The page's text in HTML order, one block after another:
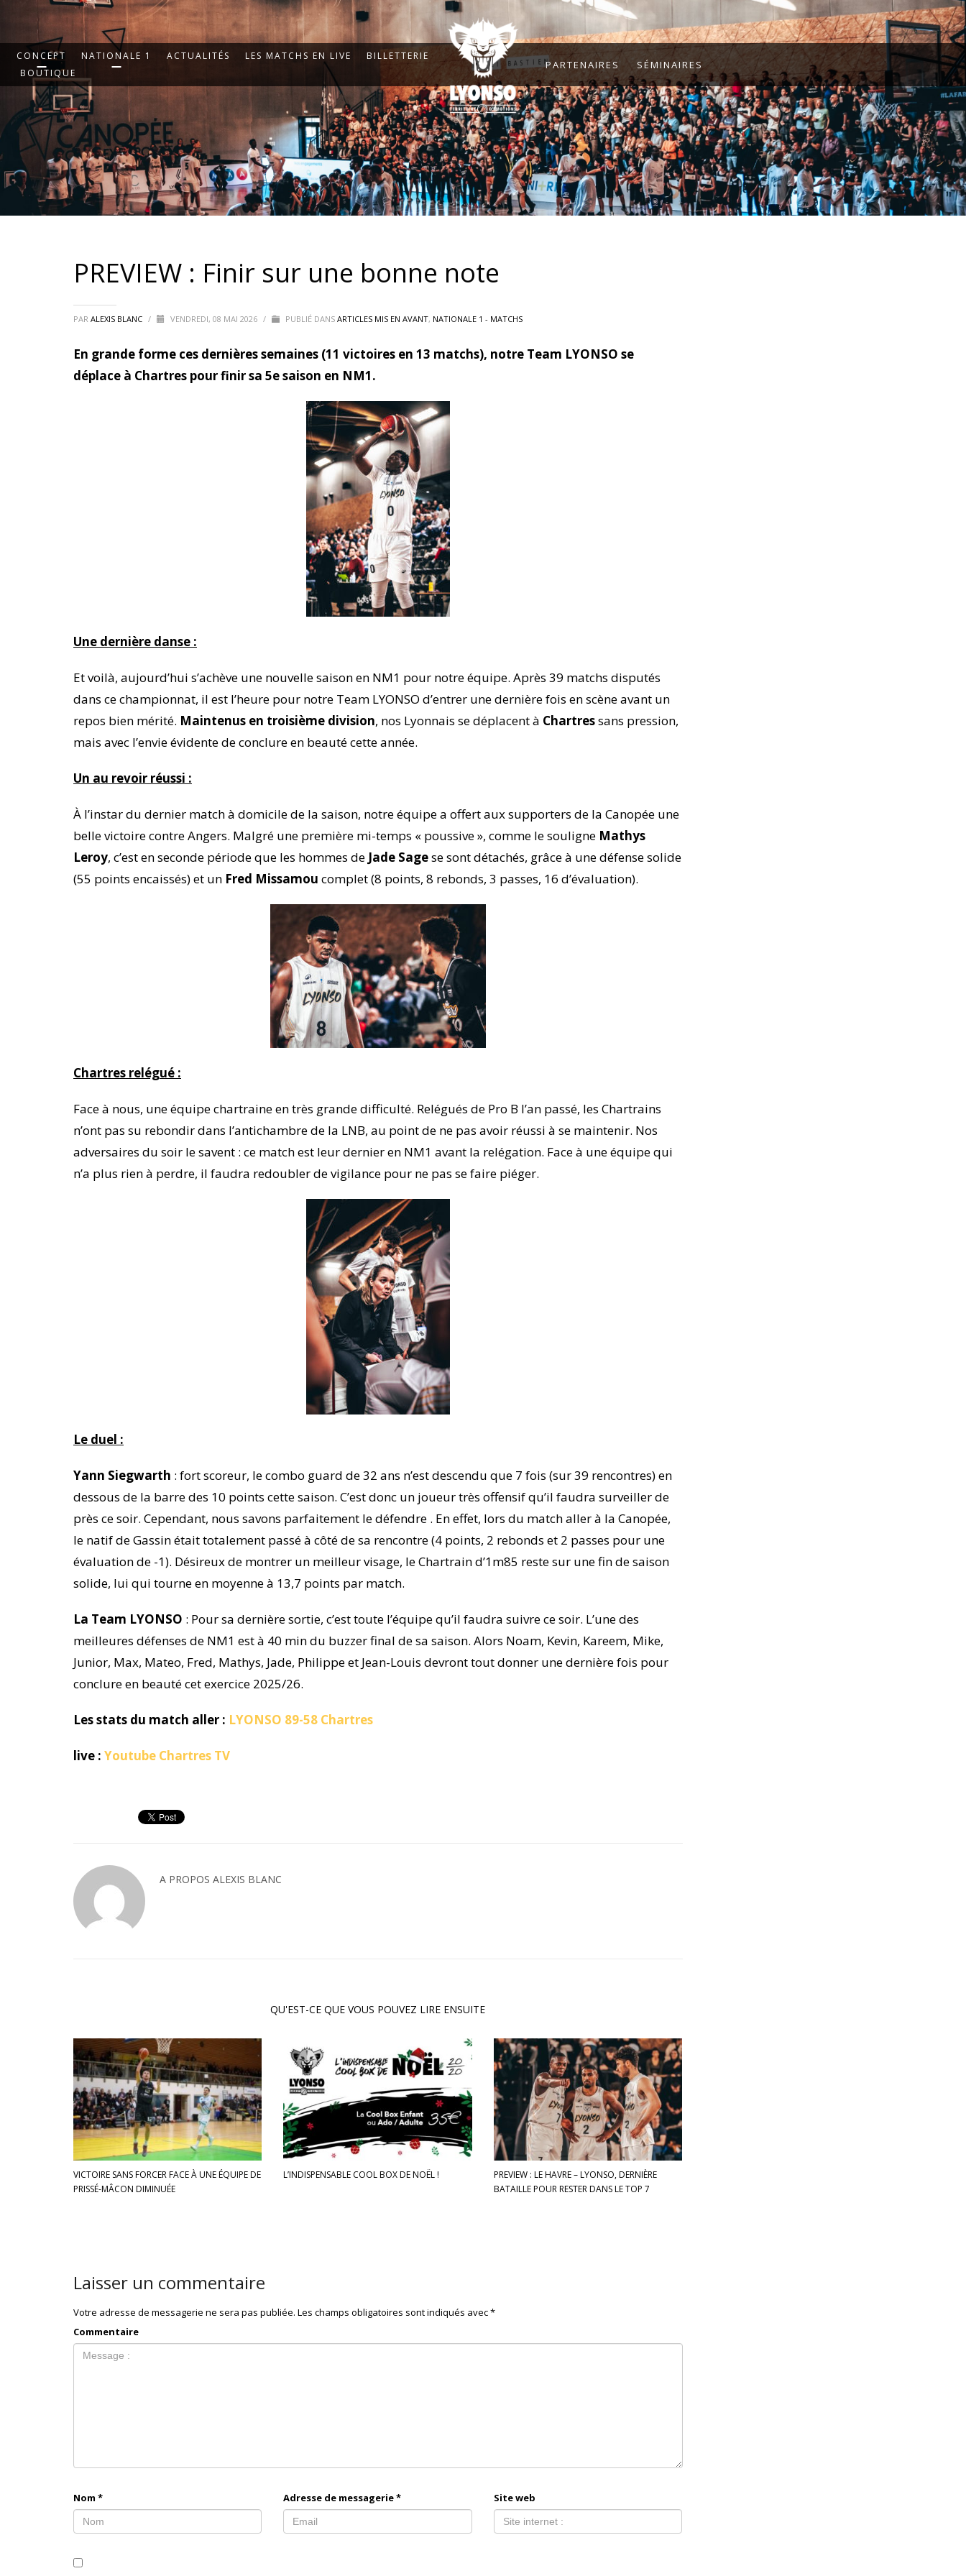
PARTENAIRES SÉMINAIRES
CONCEPT NATIONALE 1 ACTUALITÉS LES MATCHS EN LIVE
BILLETTERIE
BOUTIQUE
PREVIEW : Finir sur une bonne note
PAR ALEXIS BLANC / VENDREDI, 08 MAI 2026 / PUBLIÉ DANS ARTICLES MIS EN AVANT, NATIONALE 1 - MATCHS
En grande forme ces dernières semaines (11 victoires en 13 matchs), notre Team LYONSO se
déplace à Chartres pour finir sa 5e saison en NM1.
Une dernière danse :
Et voilà, aujourd’hui s’achève une nouvelle saison en NM1 pour notre équipe. Après 39 matchs disputés
dans ce championnat, il est l’heure pour notre Team LYONSO d’entrer une dernière fois en scène avant un
repos bien mérité. Maintenus en troisième division, nos Lyonnais se déplacent à Chartressans pression,
mais avec l’envie évidente de conclure en beauté cette année.
Un au revoir réussi :
À l’instar du dernier match à domicile de la saison, notre équipe a offert aux supporters de la Canopée une
belle victoire contre Angers. Malgré une première mi-temps « poussive », comme le souligne Mathys
Leroy, c’est en seconde période que les hommes de Jade Sagese sont détachés, grâce à une défense solide
(55 points encaissés) et un Fred Missamou complet (8 points, 8 rebonds, 3 passes, 16 d’évaluation).
Chartres relégué :
Face à nous, une équipe chartraine en très grande difficulté. Relégués de Pro B l’an passé, les Chartrains
n’ont pas su rebondir dans l’antichambre de la LNB, au point de ne pas avoir réussi à se maintenir. Nos
adversaires du soir le savent : ce match est leur dernier en NM1 avant la relégation. Face à une équipe qui
n’a plus rien à perdre, il faudra redoubler de vigilance pour ne pas se faire piéger.
Le duel :
Yann Siegwarth : fort scoreur, le combo guard de 32 ans n’est descendu que 7 fois (sur 39 rencontres) en
dessous de la barre des 10 points cette saison. C’est donc un joueur très offensif qu’il faudra surveiller de
près ce soir. Cependant, nous savons parfaitement le défendre . En effet, lors du match aller à la Canopée,
le natif de Gassin était totalement passé à côté de sa rencontre (4 points, 2 rebonds et 2 passes pour une
évaluation de -1). Désireux de montrer un meilleur visage, le Chartrain d’1m85 reste sur une fin de saison
solide, lui qui tourne en moyenne à 13,7 points par match.
La Team LYONSO : Pour sa dernière sortie, c’est toute l’équipe qu’il faudra suivre ce soir. L’une des
meilleures défenses de NM1 est à 40 min du buzzer final de sa saison. Alors Noam, Kevin, Kareem, Mike,
Junior, Max, Mateo, Fred, Mathys, Jade, Philippe et Jean-Louis devront tout donner une dernière fois pour
conclure en beauté cet exercice 2025/26.
Les stats du match aller : LYONSO 89-58 Chartres
live : Youtube Chartres TV
A PROPOS ALEXIS BLANC
QU'EST-CE QUE VOUS POUVEZ LIRE ENSUITE
VICTOIRE SANS FORCER FACE À UNE ÉQUIPE DE
PRISSÉ-MÂCON DIMINUÉE
L’INDISPENSABLE COOL BOX DE NOËL !
PREVIEW : LE HAVRE – LYONSO, DERNIÈRE
BATAILLE POUR RESTER DANS LE TOP 7
Laisser un commentaire
Votre adresse de messagerie ne sera pas publiée. Les champs obligatoires sont indiqués avec*
Commentaire
Nom * Adresse de messagerie* Site web